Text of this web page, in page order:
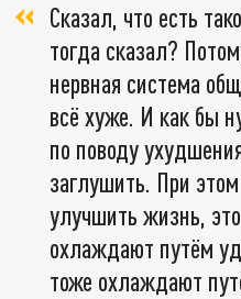
Сказал, что есть
тогда сказал?
нервная система
всё хуже. И как бы
по поводу
заглушить. При
улучшить жизнь,
охлаждают путём
тоже охлаждают